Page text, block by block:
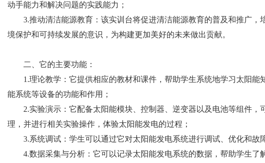
动手能力和解决问题的实践能力；
3.推动清洁能源教育：该实训台将促进清洁能源教育的普及和推广，
境保护和可持续发展的意识，为构建更加美好的未来做出贡献。
二、它的主要功能：
1.理论教学：它提供相应的教材和课件，帮助学生系统地学习太阳能
能系统等设备的功能和作用；
2.实验演示：它配备太阳能模块、控制器、逆变器以及电池等组件，
理，并进行相关实验操作，体验太阳能发电的过程；
3.系统调试：学生可以通过它对太阳能发电系统进行调试、优化和故
4.数据采集与分析：它可以记录太阳能发电系统的数据，帮助学生了